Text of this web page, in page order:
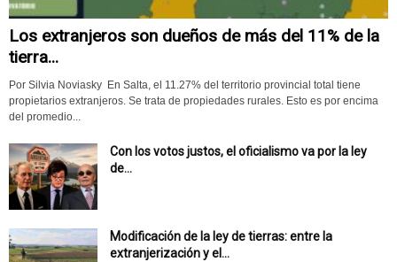
Los extranjeros son dueños de más del 11% de la
tierra...
Por Silvia Noviasky En Salta, el 11.27% del territorio provincial total tiene
propietarios extranjeros. Se trata de propiedades rurales. Esto es por encima
del promedio...
Con los votos justos, el oficialismo va por la ley
de...
Modificación de la ley de tierras: entre la
extranjerización y el...